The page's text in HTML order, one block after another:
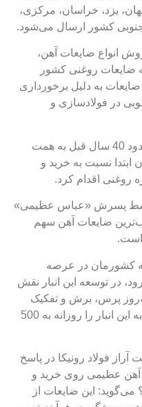
یزد، خراسان، مرکزی،
کشور ارسال می‌شود.
انواع ضایعات آهن،
ضایعات روغنی کشور
به دلیل برخورداری
در فولادسازی و
ضمن توجه به اینکه انبار عظیمی حدود 40 سال قبل به همت
نسبت به خرید و
روغنی اقدام کرد.
توسط پسرش «عباس عظیمی»
ضایعات آهن سهم
است.
کشورمان در عرصه
در توسعه این انبار نقش
پرس، برش و تفکیک
ضایعات، میانگین ورود و خروج بار به این انبار را روزانه به 500
فولاد رونیکا در پاسخ
آهن عظیمی روی خرید و
این ضایعات از